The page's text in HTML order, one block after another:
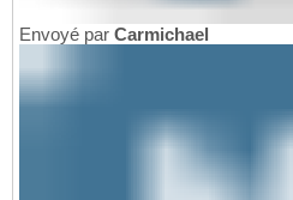
Envoyé par Carmichael